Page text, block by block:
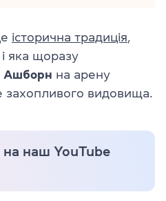
історична традиція,
яка щоразу
Ашборн на арену
захопливого видовища.
на наш YouTube